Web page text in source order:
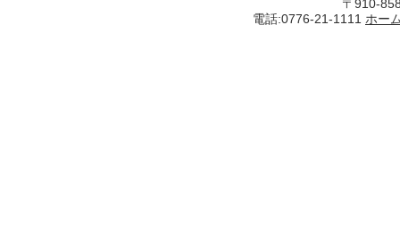
〒910-
電話:0776-21-1111 ホー